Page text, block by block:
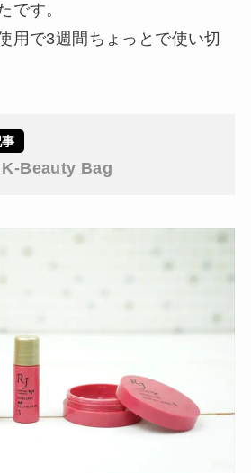
です。
用で3週間ちょっとで使い切
Beauty Bag